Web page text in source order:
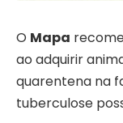
O Mapa
ao adquirir
quarentena na
tuberculose